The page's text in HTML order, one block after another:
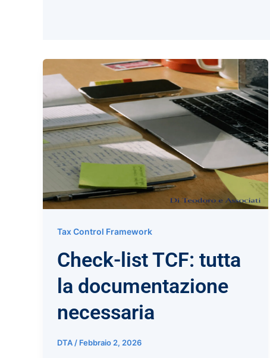
Tax Control Framework
Check-list TCF: tutta
la documentazione
necessaria
DTA/ Febbraio 2, 2026